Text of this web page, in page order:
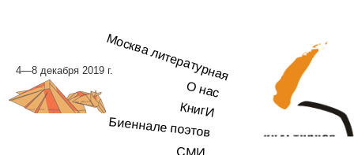
4—8 декабря 2019 г.Москва литературная
О нас
КнигИ
Биеннале поэтов